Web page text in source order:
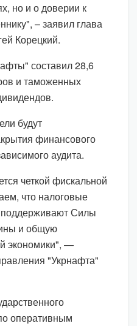
но и о доверии к
– заявил глава
Корецкий.
составил 28,6
и таможенных
будут
финансового
аудита.
четкой фискальной
что налоговые
Силы
и общую
экономики", —
"Укрнафта"
оперативным